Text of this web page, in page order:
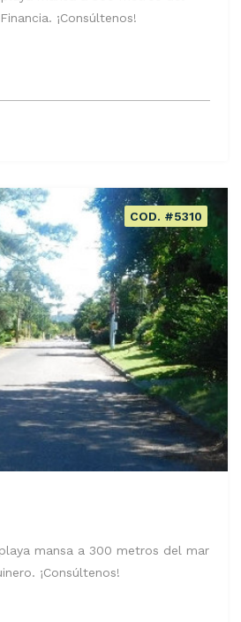
¡Consúltenos!
COD. #5310
mansa a 300 metros del mar
¡Consúltenos!